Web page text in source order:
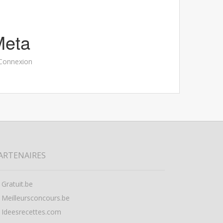
Gratuit.be
Meilleursconcours.be
Ideesrecettes.com